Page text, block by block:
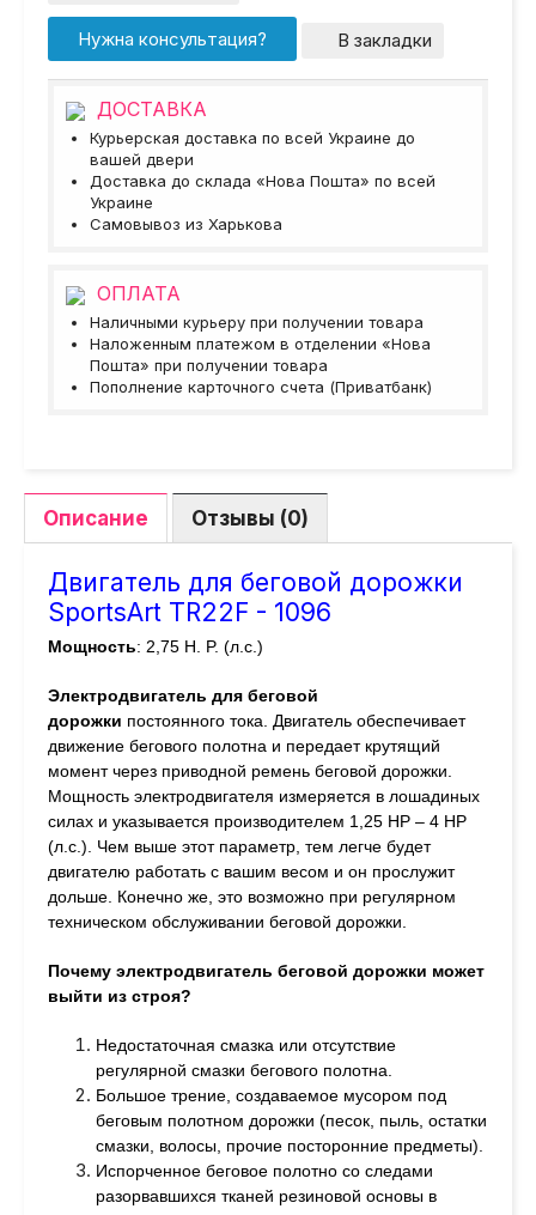
Нужна консультация? В закладки
ДОСТАВКА
Курьерская доставка по всей Украине до
вашей двери
Доставка до склада «Нова Пошта» по всей
Украине
Самовывоз из Харькова
ОПЛАТА
Наличными курьеру при получении товара
Наложенным платежом в отделении «Нова
Пошта» при получении товара
Пополнение карточного счета (Приватбанк)
Описание Отзывы (0)
Двигатель для беговой дорожки
SportsArt TR22F - 1096
Мощность: 2,75 H. P. (л.с.)
Электродвигатель для беговой
дорожки постоянного тока. Двигатель обеспечивает
движение бегового полотна и передает крутящий
момент через приводной ремень беговой дорожки.
Мощность электродвигателя измеряется в лошадиных
силах и указывается производителем 1,25 HP – 4 HP
(л.с.). Чем выше этот параметр, тем легче будет
двигателю работать с вашим весом и он прослужит
дольше. Конечно же, это возможно при регулярном
техническом обслуживании беговой дорожки.
Почему электродвигатель беговой дорожки может
выйти из строя?
Недостаточная смазка или отсутствие
регулярной смазки бегового полотна.
Большое трение, создаваемое мусором под
беговым полотном дорожки (песок, пыль, остатки
смазки, волосы, прочие посторонние предметы).
Испорченное беговое полотно со следами
разорвавшихся тканей резиновой основы в